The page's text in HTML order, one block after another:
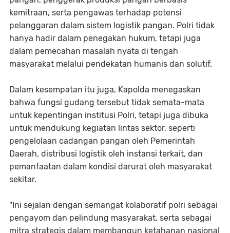
kemitraan, serta pengawas terhadap potensi
pelanggaran dalam sistem logistik pangan. Polri tidak
hanya hadir dalam penegakan hukum, tetapi juga
dalam pemecahan masalah nyata di tengah
masyarakat melalui pendekatan humanis dan solutif.
Dalam kesempatan itu juga, Kapolda menegaskan
bahwa fungsi gudang tersebut tidak semata-mata
untuk kepentingan institusi Polri, tetapi juga dibuka
untuk mendukung kegiatan lintas sektor, seperti
pengelolaan cadangan pangan oleh Pemerintah
Daerah, distribusi logistik oleh instansi terkait, dan
pemanfaatan dalam kondisi darurat oleh masyarakat
sekitar.
"Ini sejalan dengan semangat kolaboratif polri sebagai
pengayom dan pelindung masyarakat, serta sebagai
mitra strategis dalam membangun ketahanan nasional